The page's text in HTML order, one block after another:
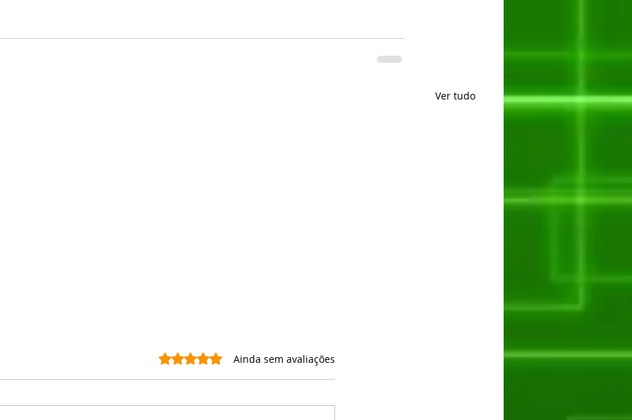
Ver tudo
Avaliado com 0 de 5 estrelas.
Ainda sem avaliações